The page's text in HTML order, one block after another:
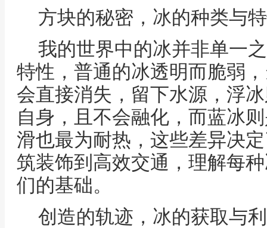
方块的秘密，冰的种类与
我的世界中的冰并非单一
特性，普通的冰透明而脆弱
会直接消失，留下水源，浮
自身，且不会融化，而蓝冰
滑也最为耐热，这些差异决
筑装饰到高效交通，理解每
们的基础。
创造的轨迹，冰的获取与